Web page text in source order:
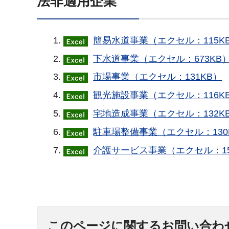
簡易水道事業（エクセル：115KB
下水道事業（エクセル：673KB）
市場事業（エクセル：131KB）
観光施設事業（エクセル：116KB
宅地造成事業（エクセル：132KB
駐車場整備事業（エクセル：
介護サービス事業（エクセル：
このページに関するお問い合わ